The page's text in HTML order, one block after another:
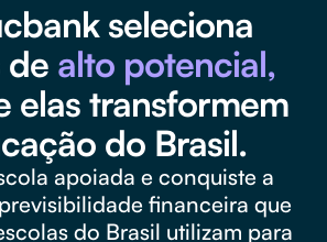
seleciona
de alto potencial,
elas transformem
do Brasil.
apoiada e conquiste a
financeira que
do Brasil utilizam para